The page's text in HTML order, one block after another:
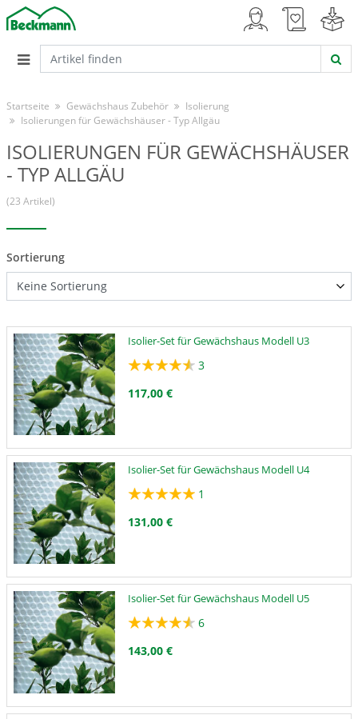
Startseite Gewächshaus Zubehör
Isolierung
Isolierungen für Gewächshäuser - Typ Allgäu
ISOLIERUNGEN FÜR GEWÄCHSHÄUSER
- TYP ALLGÄU
(23 Artikel)
Sortierung
Isolier-Set für Gewächshaus Modell U3
3
117,00 €
Isolier-Set für Gewächshaus Modell U4
1
131,00 €
Isolier-Set für Gewächshaus Modell U5
6
143,00 €